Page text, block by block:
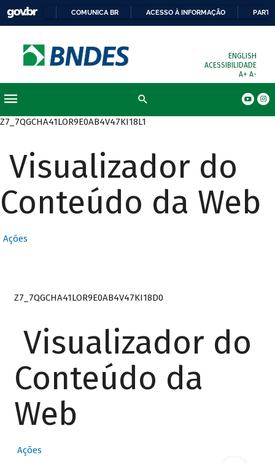
COMUNICA BR ACESSO À INFORMAÇÃO
ENGLISH
ACESSIBILIDADE
A+ A-
Z7_7QGCHA41LOR9E0AB4V47KI18L1
Visualizador do
Conteúdo da Web
Ações
Z7_7QGCHA41LOR9E0AB4V47KI18D0
Visualizador do
Conteúdo da
Web
Ações